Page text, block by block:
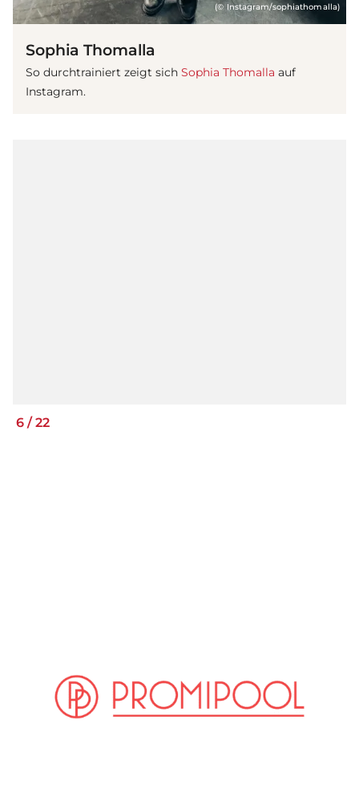
(© Instagram/sophiathomalla)
Sophia Thomalla
So durchtrainiert zeigt sich Sophia Thomalla auf
Instagram.
6 / 22